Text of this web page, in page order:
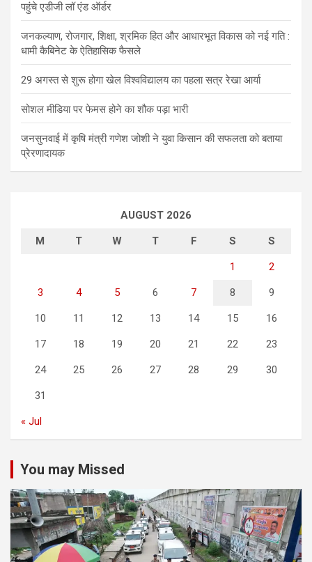
पहुंचे एडीजी लॉ एंड ऑर्डर
जनकल्याण, रोजगार, शिक्षा, श्रमिक हित और आधारभूत विकास को नई गति :
धामी कैबिनेट के ऐतिहासिक फैसले
29 अगस्त से शुरू होगा खेल विश्वविद्यालय का पहला सत्र रेखा आर्या
सोशल मीडिया पर फेमस होने का शौक पड़ा भारी
जनसुनवाई में कृषि मंत्री गणेश जोशी ने युवा किसान की सफलता को बताया
प्रेरणादायक
AUGUST 2026
M T W T F S S
1 2
3 4 5 6 7 8 9
10 11 12 13 14 15 16
17 18 19 20 21 22 23
24 25 26 27 28 29 30
31
« Jul
You may Missed